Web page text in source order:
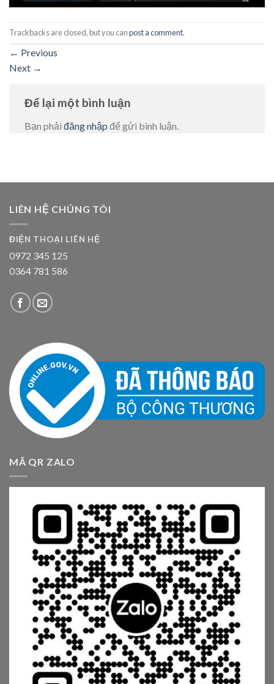
Trackbacks are closed, but you canpost a comment.
← Previous
Next →
Để lại một bình luận
Bạn phải đăng nhập để gửi bình luận.
LIÊN HỆ CHÚNG TÔI
ĐIỆN THOẠI LIÊN HỆ
0972 345 125
0364 781 586
MÃ QR ZALO